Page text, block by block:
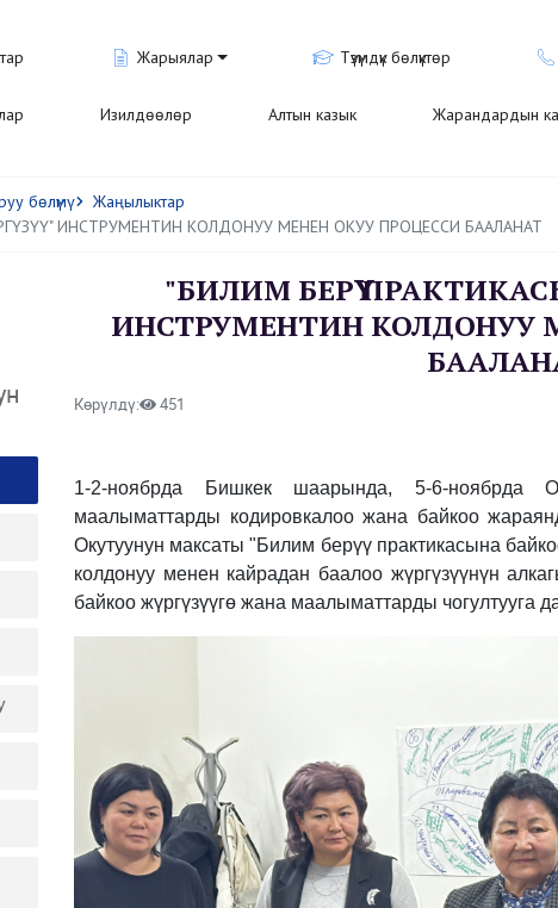
Жарыялар Түзүмдүк бөлүктөр
Изилдөөлөр Алтын казык Жарандардын
бөлүмү
Жаңылыктар
ИНСТРУМЕНТИН КОЛДОНУУ МЕНЕН ОКУУ ПРОЦЕССИ БААЛАНАТ
"БИЛИМ БЕРҮҮ
ИНСТРУМЕНТИН КОЛДОНУУ
Көрүлдү: 451
1-2-ноябрда Бишкек шаарында, 5-6-ноябрда
маалыматтарды кодировкалоо жана байкоо
Окутуунун максаты "Билим берүү практикасына
колдонуу менен кайрадан баалоо жүргүзүүнүн
байкоо жүргүзүүгө жана маалыматтарды чогултууга